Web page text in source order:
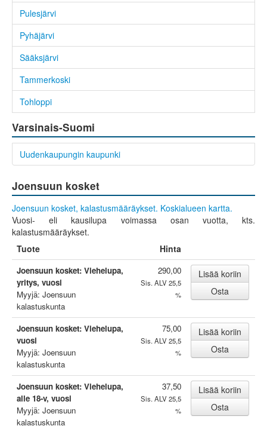
Pulesjärvi
Pyhäjärvi
Sääksjärvi
Tammerkoski
Tohloppi
Varsinais-Suomi
Uudenkaupungin kaupunki
Joensuun kosket
Joensuun kosket, kalastusmääräykset. Koskialueen kartta.
Vuosi- eli kausilupa voimassa osan vuotta, kts.
kalastusmääräykset.
Tuote
Hinta
Joensuun kosket: Viehelupa,
yritys, vuosi
Myyjä: Joensuun
kalastuskunta
290,00
Sis. ALV 25,5
%
Joensuun kosket: Viehelupa,
vuosi
Myyjä: Joensuun
kalastuskunta
75,00
Sis. ALV 25,5
%
Joensuun kosket: Viehelupa,
alle 18-v, vuosi
Myyjä: Joensuun
kalastuskunta
37,50
Sis. ALV 25,5
%